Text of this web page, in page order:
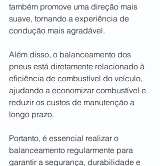
também promove uma direção mais
suave, tornando a experiência de
condução mais agradável.
Além disso, o balanceamento dos
pneus está diretamente relacionado à
eficiência de combustível do veículo,
ajudando a economizar combustível e
reduzir os custos de manutenção a
longo prazo.
Portanto, é essencial realizar o
balanceamento regularmente para
garantir a segurança, durabilidade e